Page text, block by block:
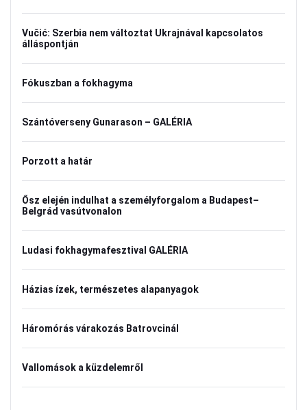
Vučić: Szerbia nem változtat Ukrajnával kapcsolatos
álláspontján
Fókuszban a fokhagyma
Szántóverseny Gunarason – GALÉRIA
Porzott a határ
Ősz elején indulhat a személyforgalom a Budapest–
Belgrád vasútvonalon
Ludasi fokhagymafesztival GALÉRIA
Házias ízek, természetes alapanyagok
Háromórás várakozás Batrovcinál
Vallomások a küzdelemről